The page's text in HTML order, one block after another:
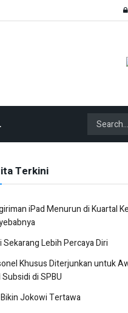
Terkini
iPad Menurun di Kuartal
Sekarang Lebih Percaya Diri
Khusus Diterjunkan untuk
Subsidi di SPBU
Jokowi Tertawa